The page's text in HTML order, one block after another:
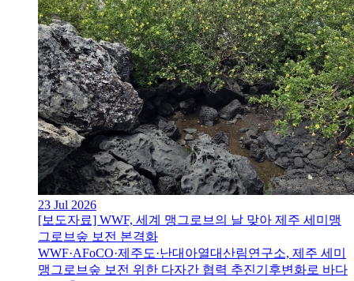
23 Jul 2026
[보도자료] WWF, 세계 맹그로브의 날 맞아 제주 세미맹
그로브숲 보전 본격화
WWF·AFoCO·제주도·난대아열대산림연구소, 제주 세미
맹그로브숲 보전 위한 다자간 협력 추진기후변화로 바다